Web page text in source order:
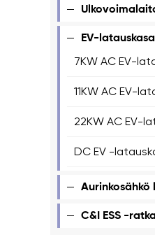
EV-latauskasa
7KW AC EV-
11KW AC EV-
22KW AC EV-
DC EV -
Aurinkosähkö
C&I ESS -